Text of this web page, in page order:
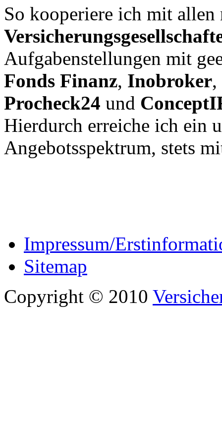
So kooperiere ich mit allen
Aufgabenstellungen mit
Fonds Finanz, Inobroker,
Procheck24 und
Hierdurch erreiche ich ein
Angebotsspektrum, stets
Impressum/
Sitemap
Copyright © 2010